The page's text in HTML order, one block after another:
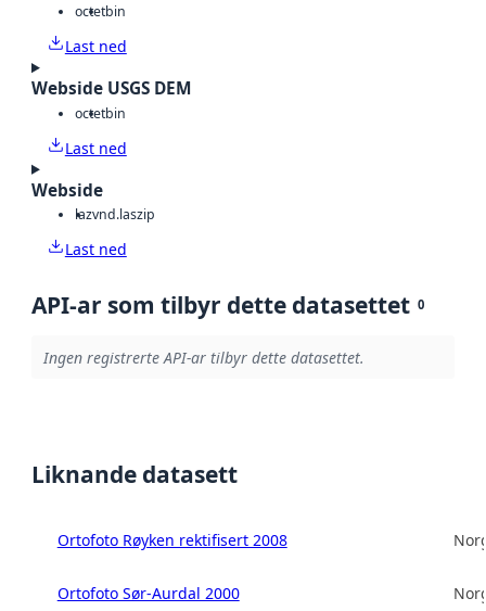
octetbin
Last ned
Webside USGS DEM
octetbin
Last ned
Webside
lazvnd.laszip
Last ned
API-ar som tilbyr dette datasettet 0
Ingen registrerte API-ar tilbyr dette datasettet.
Liknande datasett
Ortofoto Røyken rektifisert 2008
Ortofoto Sør-Aurdal 2000